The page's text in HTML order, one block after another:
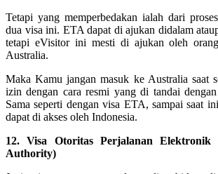
Tetapi yang memperbedakan ialah dari
dua visa ini. ETA dapat di ajukan didalam
tetapi eVisitor ini mesti di ajukan oleh
Australia.
Maka Kamu jangan masuk ke Australia saat
izin dengan cara resmi yang di tandai
Sama seperti dengan visa ETA, sampai saat
dapat di akses oleh Indonesia.
12. Visa Otoritas Perjalanan Elektronik
Authority)